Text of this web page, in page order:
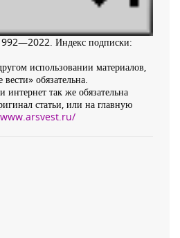
Индекс подписки:
использовании материалов,
обязательна.
так же обязательна
статьи, или на главную